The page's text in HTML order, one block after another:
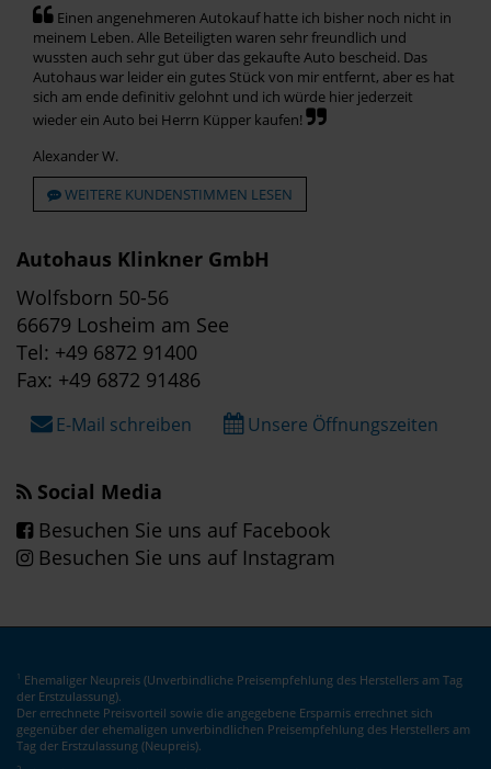
Einen angenehmeren Autokauf hatte ich bisher noch nicht in
meinem Leben. Alle Beteiligten waren sehr freundlich und
wussten auch sehr gut über das gekaufte Auto bescheid. Das
Autohaus war leider ein gutes Stück von mir entfernt, aber es hat
sich am ende definitiv gelohnt und ich würde hier jederzeit
wieder ein Auto bei Herrn Küpper kaufen!
Alexander W.
WEITERE KUNDENSTIMMEN LESEN
Autohaus Klinkner GmbH
Wolfsborn 50-56
66679 Losheim am See
Tel: +49 6872 91400
Fax: +49 6872 91486
E-Mail schreiben Unsere Öffnungszeiten
Social Media
Besuchen Sie uns auf Facebook
Besuchen Sie uns auf Instagram
1 Ehemaliger Neupreis (Unverbindliche Preisempfehlung des Herstellers am Tag
der Erstzulassung).
Der errechnete Preisvorteil sowie die angegebene Ersparnis errechnet sich
gegenüber der ehemaligen unverbindlichen Preisempfehlung des Herstellers am
Tag der Erstzulassung (Neupreis).